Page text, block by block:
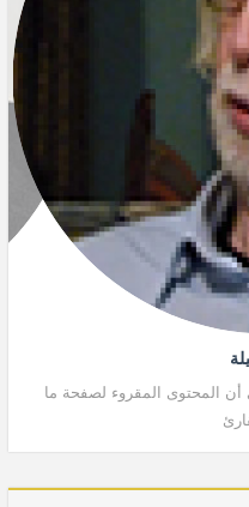
المحتوى المقروء لصفحة ما